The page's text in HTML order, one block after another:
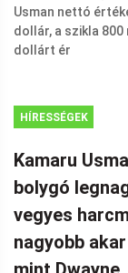
HÍRESSÉGEK
Kamaru
bolygó
vegyes
nagyobb